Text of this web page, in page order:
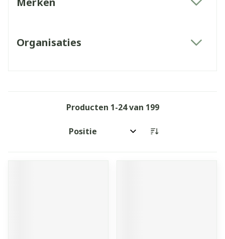
Organisaties
Producten 1-24van 199
Sorteer op: